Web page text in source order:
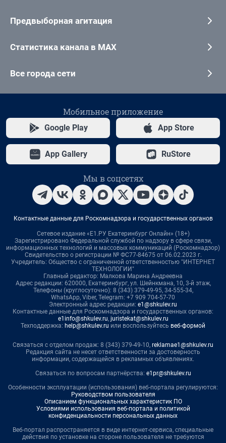
Предвыборная агитация
Статистика канала в MAX
Все города сети
Мобильное приложение
Google Play App Store
App Gallery RuStore
Мы в соцсетях
Контактные данные для Роскомнадзора и государственных органов
Сетевое издание «Е1.РУ Екатеринбург Онлайн» (18+)
Зарегистрировано Федеральной службой по надзору в сфере связи,
информационных технологий и массовых коммуникаций (Роскомнадзор)
Свидетельство о регистрации № ФС77-84675 от 06.02.2023 г.
Учредитель: Общество с ограниченной ответственностью "ИНТЕРНЕТ
ТЕХНОЛОГИИ"
Главный редактор: Малкова Марина Андреевна
Адрес редакции: 620000, Екатеринбург, ул. Шейнкмана, 10, 3-й этаж,
Телефоны (круглосуточно): 8 (343) 379-49-95, 34-555-34,
WhatsApp, Viber, Telegram: +7 909 704-57-70
Электронный адрес редакции: e1@shkulev.ru
Контактные данные для Роскомнадзора и государственных органов:
e1info@shkulev.ru, juristekat@shkulev.ru
Техподдержка: help@shkulev.ru или воспользуйтесь веб-формой
Связаться с отделом продаж: 8 (343) 379-49-10, reklamae1@shkulev.ru
Редакция сайта не несет ответственности за достоверность
информации, содержащейся в рекламных объявлениях.
Связаться по вопросам партнёрства: e1pr@shkulev.ru
Особенности эксплуатации (использования) веб-портала регулируются:
Руководством пользователя
Описанием функциональных характеристик ПО
Условиями использования веб-портала и политикой
конфиденциальности персональных данных
Веб-портал распространяется в виде интернет-сервиса, специальные
действия по установке на стороне пользователя не требуются